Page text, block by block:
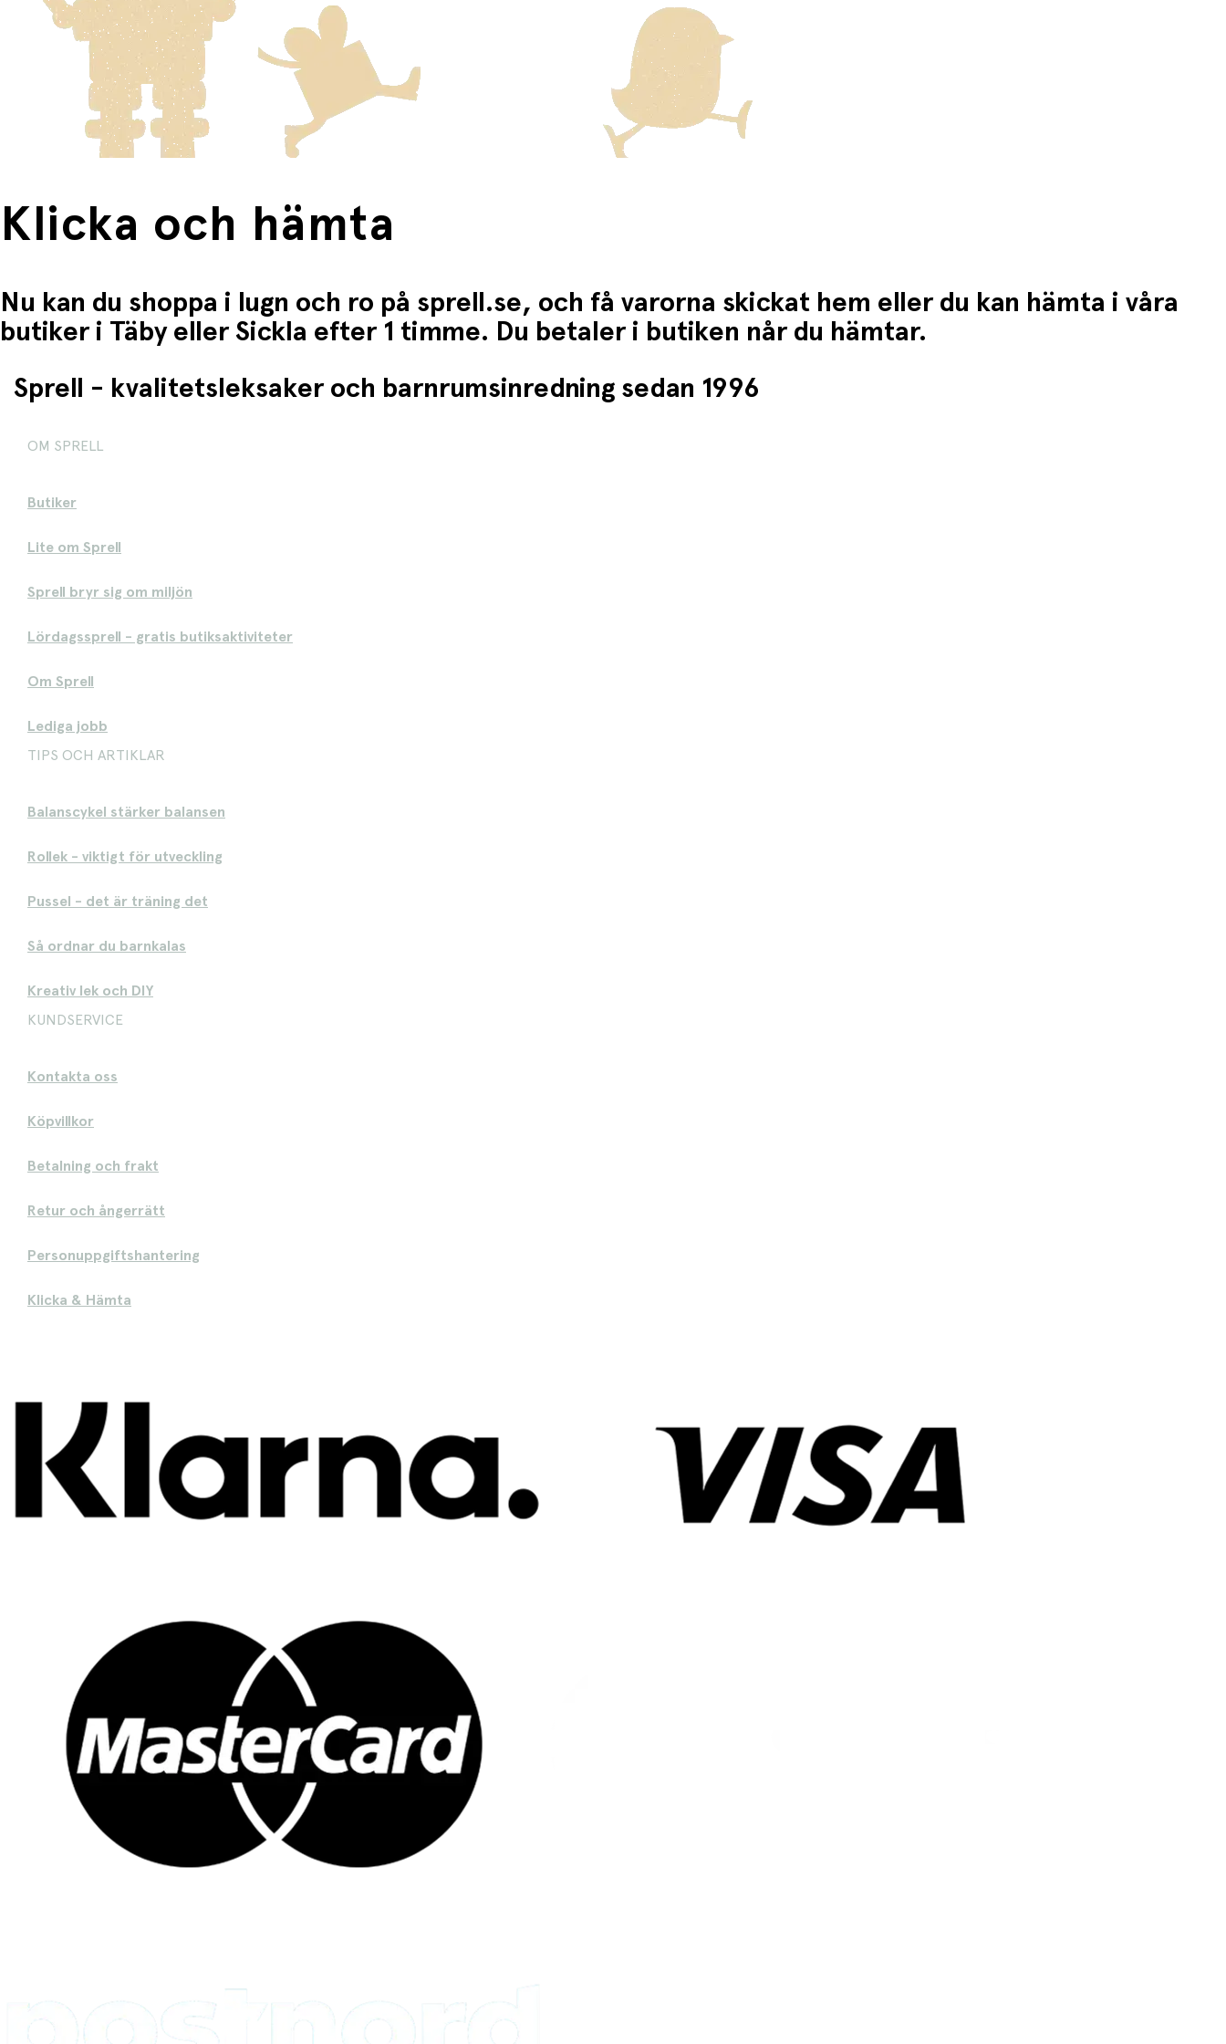
Fri frakt när du handlar för mer än 1500:-
Klicka och hämta
Nu kan du shoppa i lugn och ro på sprell.se, och få varorna skickat hem eller du kan hämta i våra
butiker i Täby eller Sickla efter 1 timme. Du betaler i butiken når du hämtar.
Sprell - kvalitetsleksaker och barnrumsinredning sedan 1996
OM SPRELL
Butiker
Lite om Sprell
Sprell bryr sig om miljön
Lördagssprell - gratis butiksaktiviteter
Om Sprell
Lediga jobb
TIPS OCH ARTIKLAR
Balanscykel stärker balansen
Rollek - viktigt för utveckling
Pussel - det är träning det
Så ordnar du barnkalas
Kreativ lek och DIY
KUNDSERVICE
Kontakta oss
Köpvillkor
Betalning och frakt
Retur och ångerrätt
Personuppgiftshantering
Klicka & Hämta